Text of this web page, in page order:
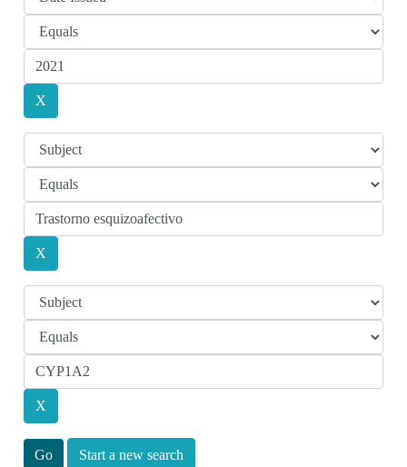
Start a new search